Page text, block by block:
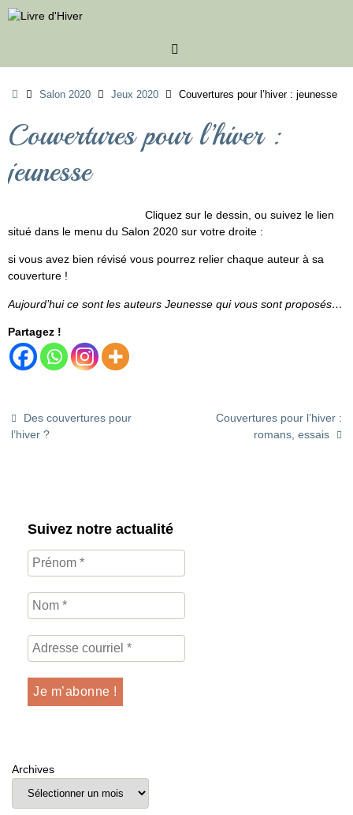
Passer
au
AccueilSalon 2020 Jeux 2020 Couvertures pour l’hiver : jeunesse
Couvertures pour l’hiver :
jeunesse
Cliquez sur le dessin, ou suivez le lien
situé dans le menu du Salon 2020 sur votre droite :
si vous avez bien révisé vous pourrez relier chaque auteur à sa
couverture !
Aujourd’hui ce sont les auteurs Jeunesse qui vous sont proposés…
Partagez !
Des couvertures pour
l’hiver ?
Couvertures pour l’hiver :
romans, essais
Suivez notre actualité
Archives